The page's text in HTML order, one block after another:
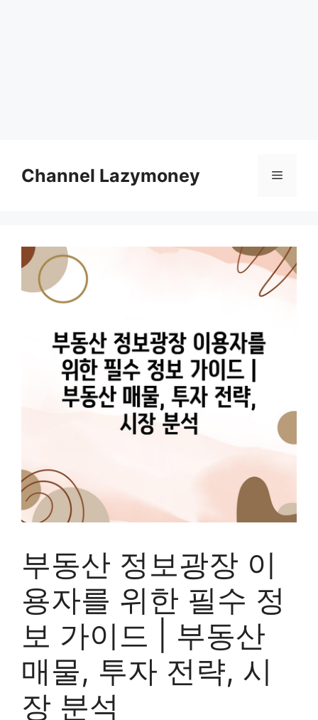
contentChannel Lazymoney Menu
부동산 정보광장 이
용자를 위한 필수 정
보 가이드 | 부동산
매물, 투자 전략, 시
장 분석